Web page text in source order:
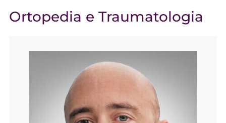
Ortopedia e Traumatologia